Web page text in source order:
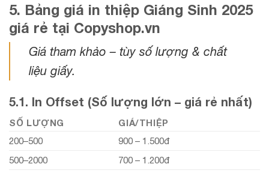
5. Bảng giá in thiệp Giáng Sinh 2025
giá rẻ tại Copyshop.vn
Giá tham khảo – tùy số lượng & chất
liệu giấy.
5.1. In Offset (Số lượng lớn – giá rẻ nhất)
SỐ LƯỢNG GIÁ/THIỆP
200–500
900 – 1.500đ
500–2000
700 – 1.200đ